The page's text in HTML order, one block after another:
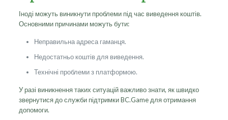
Іноді можуть виникнути проблеми під час виведення коштів.
Основними причинами можуть бути:
Неправильна адреса гаманця.
Недостатньо коштів для виведення.
Технічні проблеми з платформою.
У разі виникнення таких ситуацій важливо знати, як швидко
звернутися до служби підтримки BC.Game для отримання
допомоги.